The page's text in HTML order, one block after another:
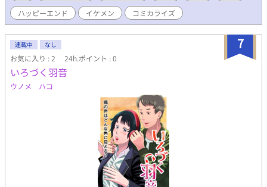
ハッピーエンド
イケメン コミカライズ
7
連載中 なし
お気に入り : 2 24h.ポイント : 0
いろづく羽音
ウノメ ハコ